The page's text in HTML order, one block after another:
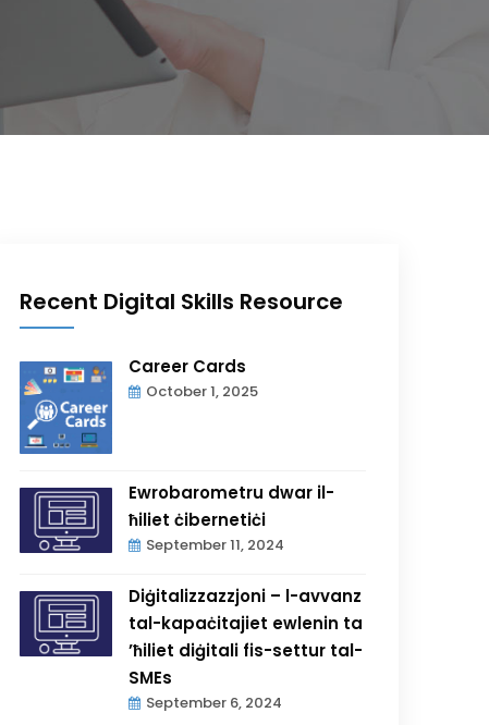
Recent Digital Skills Resource
Career Cards
October 1, 2025
Ewrobarometru dwar il-
ħiliet ċibernetiċi
September 11, 2024
Diġitalizzazzjoni – l-avvanz
tal-kapaċitajiet ewlenin ta
’ħiliet diġitali fis-settur tal-
SMEs
September 6, 2024